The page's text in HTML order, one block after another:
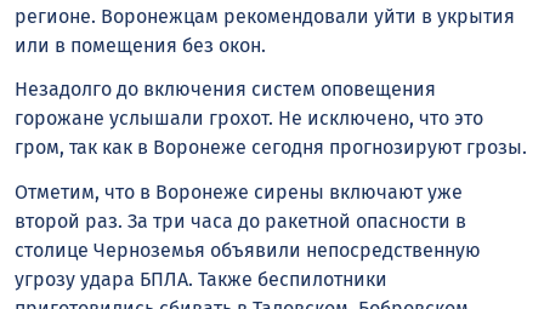
регионе. Воронежцам рекомендовали уйти в укрытия
или в помещения без окон.
Незадолго до включения систем оповещения
горожане услышали грохот. Не исключено, что это
гром, так как в Воронеже сегодня прогнозируют грозы.
Отметим, что в Воронеже сирены включают уже
второй раз. За три часа до ракетной опасности в
столице Черноземья объявили непосредственную
угрозу удара БПЛА. Также беспилотники